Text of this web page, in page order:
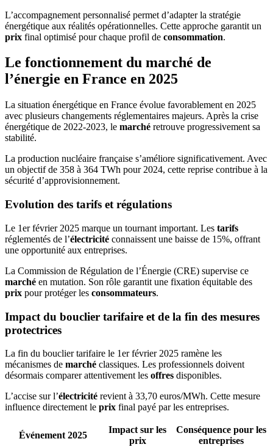
L’accompagnement personnalisé permet d’adapter la stratégie
énergétique aux réalités opérationnelles. Cette approche garantit un
prix final optimisé pour chaque profil de consommation.
Le fonctionnement du marché de
l’énergie en France en 2025
La situation énergétique en France évolue favorablement en 2025
avec plusieurs changements réglementaires majeurs. Après la crise
énergétique de 2022-2023, le marché retrouve progressivement sa
stabilité.
La production nucléaire française s’améliore significativement. Avec
un objectif de 358 à 364 TWh pour 2024, cette reprise contribue à la
sécurité d’approvisionnement.
Evolution des tarifs et régulations
Le 1er février 2025 marque un tournant important. Les tarifs
réglementés de l’électricité connaissent une baisse de 15%, offrant
une opportunité aux entreprises.
La Commission de Régulation de l’Énergie (CRE) supervise ce
marché en mutation. Son rôle garantit une fixation équitable des
prix pour protéger les consommateurs.
Impact du bouclier tarifaire et de la fin des mesures
protectrices
La fin du bouclier tarifaire le 1er février 2025 ramène les
mécanismes de marché classiques. Les professionnels doivent
désormais comparer attentivement les offres disponibles.
L’accise sur l’électricité revient à 33,70 euros/MWh. Cette mesure
influence directement le prix final payé par les entreprises.
Événement 2025
Impact sur les
prix
Conséquence pour les
entreprises